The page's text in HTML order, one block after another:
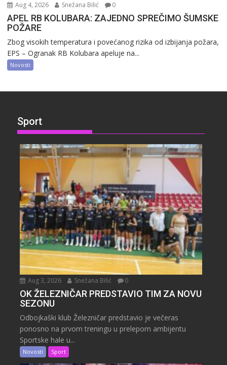
Aug 4, 2026 Snežana Bilić 0
APEL RB KOLUBARA: ZAJEDNO SPREČIMO ŠUMSKE
POŽARE
Zbog visokih temperatura i povećanog rizika od izbijanja požara,
EPS – Ogranak RB Kolubara apeluje na...
Novosti
Sport
Aug 3, 2026 Snežana Bilić 0
OK ŽELEZNIČAR PREDSTAVIO TIM ZA NOVU
SEZONU
Odbojkaški klub Železničar predstavio je večeras
ponosno na prvom treningu u prelepom ambijentu
Sportske hale u...
Novosti Sport